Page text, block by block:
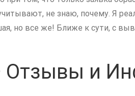
не знаю, почему. Я
но все же! Ближе к сути, с
Отзывы и